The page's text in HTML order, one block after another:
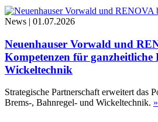
News | 01.07.2026
Neuenhauser Vorwald und
Kompetenzen für ganzheitliche
Wickeltechnik
Strategische Partnerschaft erweitert das
Brems-, Bahnregel- und Wickeltechnik.